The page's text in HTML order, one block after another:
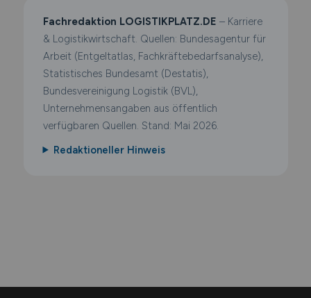
Fachredaktion LOGISTIKPLATZ.DE – Karriere
& Logistikwirtschaft. Quellen: Bundesagentur für
Arbeit (Entgeltatlas, Fachkräftebedarfsanalyse),
Statistisches Bundesamt (Destatis),
Bundesvereinigung Logistik (BVL),
Unternehmensangaben aus öffentlich
verfügbaren Quellen. Stand: Mai 2026.
Redaktioneller Hinweis